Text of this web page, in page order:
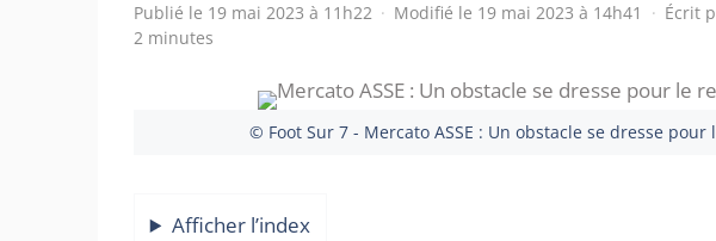
Publié le 19 mai 2023 à 11h22 · Modifié le 19 mai 2023 à 14h41 · Écrit
2 minutes
© Foot Sur 7 - Mercato ASSE : Un obstacle se dresse
Afficher l’index